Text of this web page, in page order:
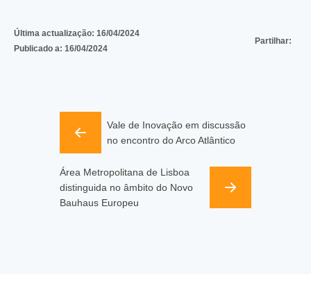
Última actualização: 16/04/2024
Publicado a: 16/04/2024
Partilhar:
Vale de Inovação em discussão
no encontro do Arco Atlântico
Área Metropolitana de Lisboa
distinguida no âmbito do Novo
Bauhaus Europeu